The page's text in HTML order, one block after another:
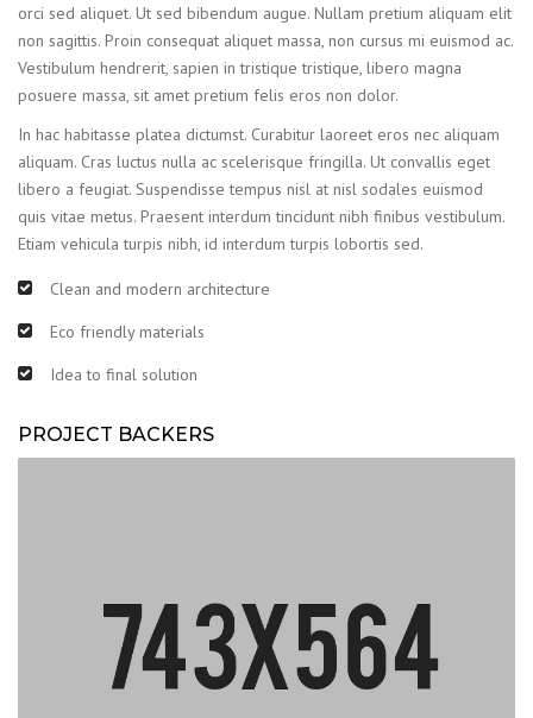
orci sed aliquet. Ut sed bibendum augue. Nullam pretium aliquam elit
non sagittis. Proin consequat aliquet massa, non cursus mi euismod ac.
Vestibulum hendrerit, sapien in tristique tristique, libero magna
posuere massa, sit amet pretium felis eros non dolor.
In hac habitasse platea dictumst. Curabitur laoreet eros nec aliquam
aliquam. Cras luctus nulla ac scelerisque fringilla. Ut convallis eget
libero a feugiat. Suspendisse tempus nisl at nisl sodales euismod
quis vitae metus. Praesent interdum tincidunt nibh finibus vestibulum.
Etiam vehicula turpis nibh, id interdum turpis lobortis sed.
Clean and modern architecture
Eco friendly materials
Idea to final solution
PROJECT BACKERS